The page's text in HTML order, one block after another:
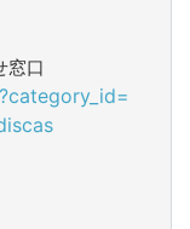
窓口